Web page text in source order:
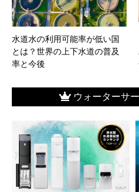
水道水の利用可能率が低い国
とは？世界の上下水道の普及
率と今後
ウォーターサ